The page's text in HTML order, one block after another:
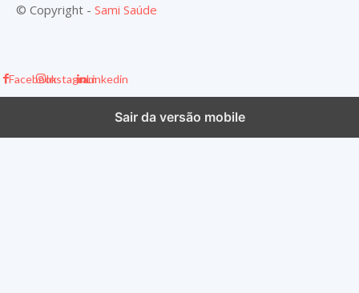
© Copyright - Sami Saúde
FacebookInstagramLinkedin
Sair da versão mobile